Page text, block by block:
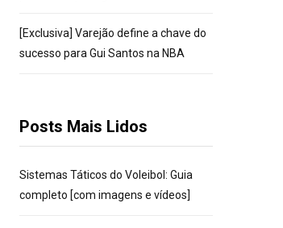
[Exclusiva] Varejão define a chave do
sucesso para Gui Santos na NBA
Posts Mais Lidos
Sistemas Táticos do Voleibol: Guia
completo [com imagens e vídeos]